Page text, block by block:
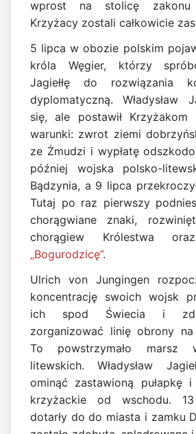
wprost na stolicę
Krzyżacy zostali całkowicie
5 lipca w obozie polskim
króla Węgier, którzy
Jagiełłę do rozwiązania
dyplomatyczną. Władysław
się, ale postawił
warunki: zwrot ziemi
ze Żmudzi i wypłatę
później wojska polsko-
Bądzynia, a 9 lipca
Tutaj po raz pierwszy
chorągwiane znaki,
chorągiew Królestwa
„Bogurodzicę”.
Ulrich von Jungingen
koncentrację swoich wojsk
ich spod Świecia i
zorganizować linię obrony
To powstrzymało marsz
litewskich. Władysław
ominąć zastawioną pułapkę
krzyżackie od wschodu.
dotarły do do miasta i zamku